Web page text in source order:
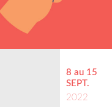
8 au 15
SEPT.
2022